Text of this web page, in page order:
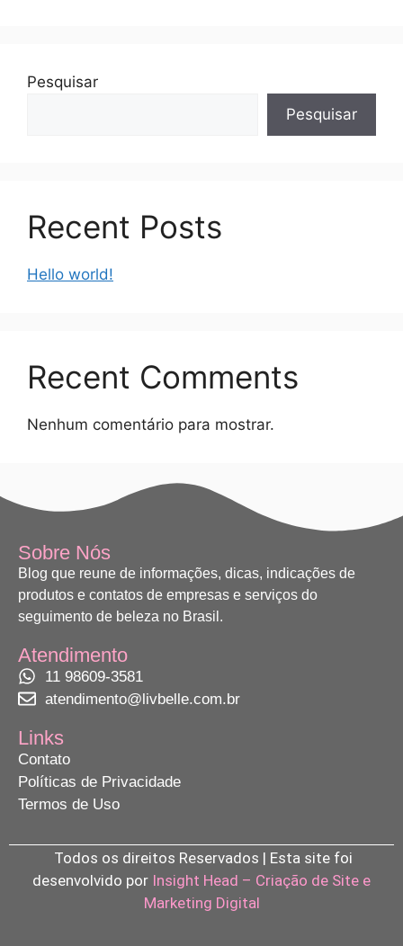
Pesquisar
Pesquisar
Recent Posts
Hello world!
Recent Comments
Nenhum comentário para mostrar.
Sobre Nós
Blog que reune de informações, dicas, indicações de
produtos e contatos de empresas e serviços do
seguimento de beleza no Brasil.
Atendimento
11 98609-3581
atendimento@livbelle.com.br
Links
Contato
Políticas de Privacidade
Termos de Uso
Todos os direitos Reservados | Esta site foi
desenvolvido por Insight Head – Criação de Site e
Marketing Digital